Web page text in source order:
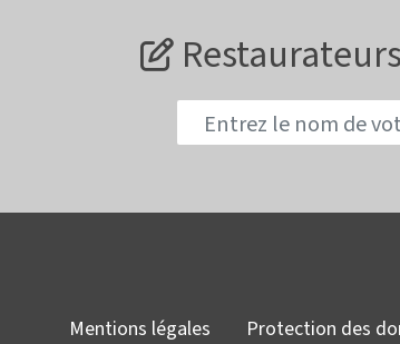
Mentions légales Protection des